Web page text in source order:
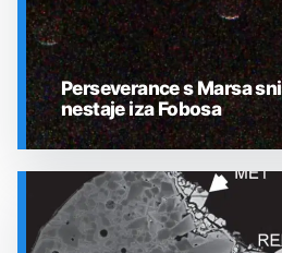
SVEMIR
Perseverance s Marsa
nestaje iza Fobosa